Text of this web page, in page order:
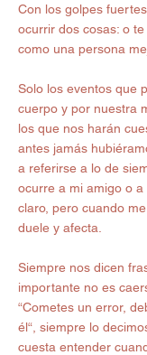
Con los golpes
ocurrir dos cosas: o
como una persona
Solo los eventos que
cuerpo y por nuestra
los que nos harán
antes jamás
a referirse a lo de
ocurre a mi amigo o
claro, pero cuando
duele y afecta.
Siempre nos dicen
importante no es
“Cometes un error,
él“, siempre lo
cuesta entender